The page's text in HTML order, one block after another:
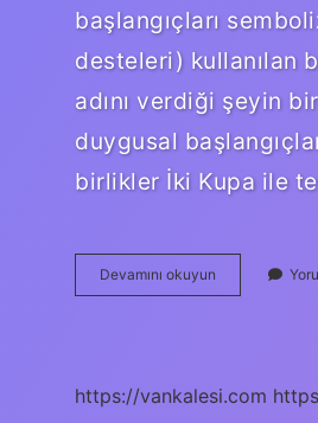
başlangıçları
desteleri) kullanılan
adını verdiği şeyin
duygusal
birlikler İki Kupa ile
Devamını okuyun
1
https://vankalesi.com